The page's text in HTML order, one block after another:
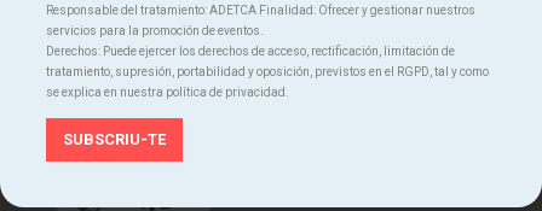
Con la colaboración de:
Responsable del tratamiento: ADETCA Finalidad: Ofrecer y gestionar nuestros
servicios para la promoción de eventos.
Derechos: Puede ejercer los derechos de acceso, rectificación, limitación de
tratamiento, supresión, portabilidad y oposición, previstos en el RGPD, tal y como
se explica en nuestra política de privacidad.